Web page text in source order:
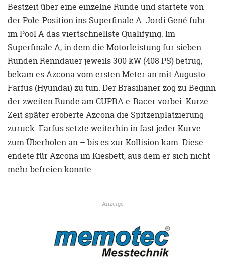
Bestzeit über eine einzelne Runde und startete von
der Pole-Position ins Superfinale A. Jordi Gené fuhr
im Pool A das viertschnellste Qualifying. Im
Superfinale A, in dem die Motorleistung für sieben
Runden Renndauer jeweils 300 kW (408 PS) betrug,
bekam es Azcona vom ersten Meter an mit Augusto
Farfus (Hyundai) zu tun. Der Brasilianer zog zu Beginn
der zweiten Runde am CUPRA e-Racer vorbei. Kurze
Zeit später eroberte Azcona die Spitzenplatzierung
zurück. Farfus setzte weiterhin in fast jeder Kurve
zum Überholen an – bis es zur Kollision kam. Diese
endete für Azcona im Kiesbett, aus dem er sich nicht
mehr befreien konnte.
Anzeige